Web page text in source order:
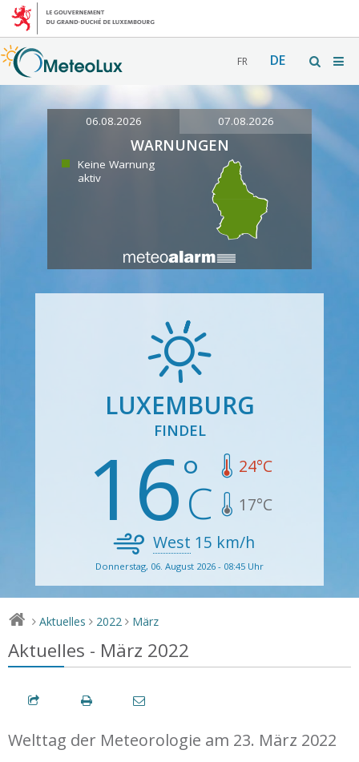
FR DE
06.08.2026 07.08.2026
WARNUNGEN
Keine Warnung
aktiv
LUXEMBURG
FINDEL
16 24°C
17°C
West 15 km/h
Donnerstag, 06. August 2026 - 08:45 Uhr
> Aktuelles > 2022 > März
Aktuelles - März 2022
Welttag der Meteorologie am 23. März 2022